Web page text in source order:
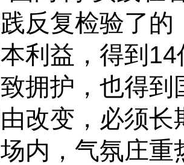
反复检验了
利益，得到
拥护，也得
改变，必须长
，气氛庄重